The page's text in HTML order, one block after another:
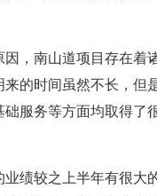
，南山道项目存在着
的时间虽然不长，但
服务等方面均取得了
绩较之上半年有很大